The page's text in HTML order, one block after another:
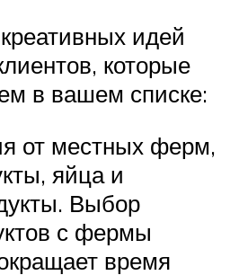
идей
которые
в вашем списке:
от местных ферм,
яйца и
Выбор
с фермы
время